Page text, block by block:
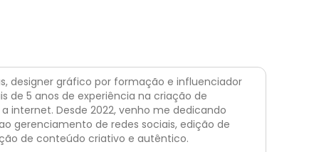
designer gráfico por formação e influenciador
de 5 anos de experiência na criação de
internet. Desde 2022, venho me dedicando
gerenciamento de redes sociais, edição de
de conteúdo criativo e autêntico.